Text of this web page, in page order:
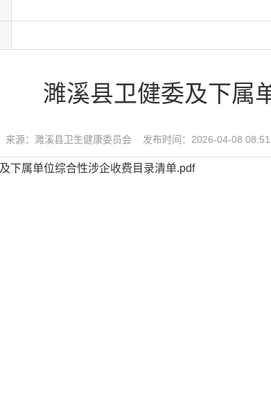
濉溪县卫健委及下属
来源：濉溪县卫生健康委员会 发布时间：2026-04-08 08:51
下属单位综合性涉企收费目录清单.pdf